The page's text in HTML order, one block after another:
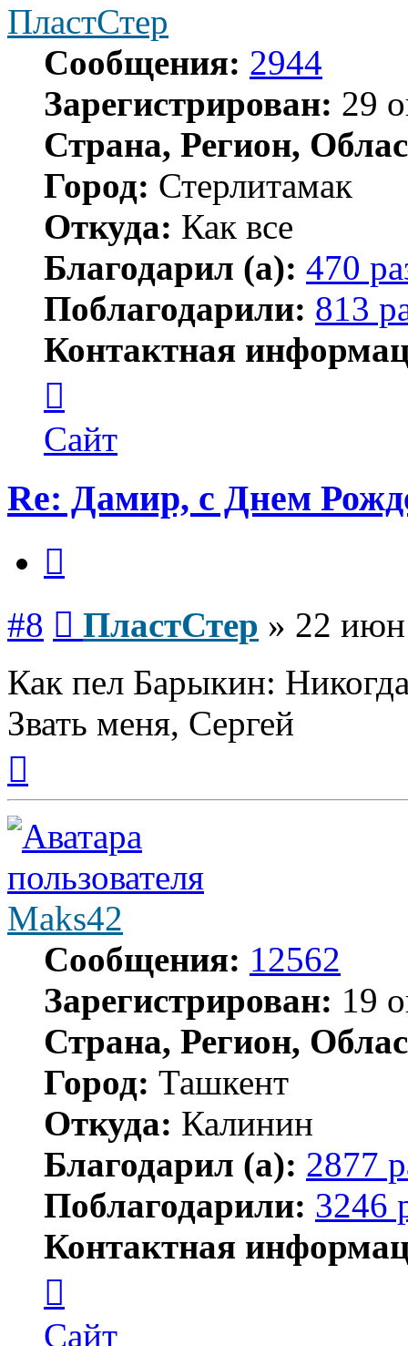
ПластСтер
Сообщения: 2944
Зарегистрирован: 29
Страна, Регион,
Город: Стерлитамак
Откуда: Как все
Благодарил (а): 470
Поблагодарили: 813
Контактная
пользователя
ПластСтер
Сайт
Re: Дамир, с Днем
#8 ПластСтер » 22
Как пел Барыкин:
Звать меня, Сергей
началу
Maks42
Сообщения: 12562
Зарегистрирован: 19
Страна, Регион,
Город: Ташкент
Откуда: Калинин
Благодарил (а): 2877
Поблагодарили: 3246
Контактная
пользователя
Maks42
Сайт